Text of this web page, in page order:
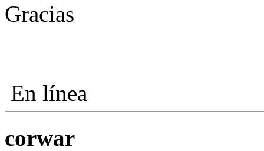
Gracias
En línea
corwar